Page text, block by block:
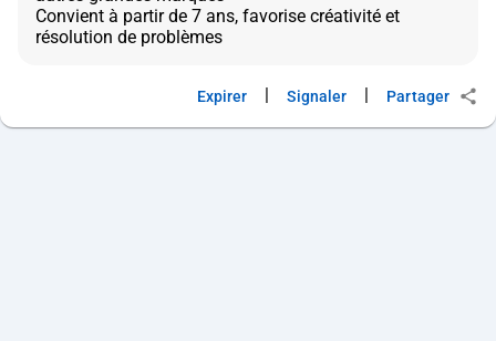
Convient à partir de 7 ans, favorise créativité et
Expirer | Signaler | Partager